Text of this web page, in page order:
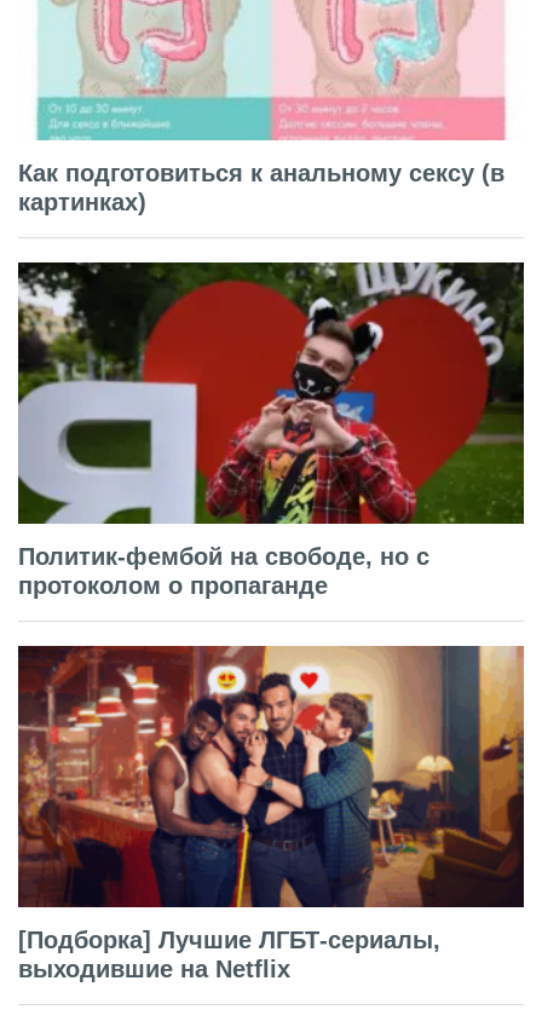
Как подготовиться к анальному сексу (в
картинках)
Политик-фембой на свободе, но с
протоколом о пропаганде
[Подборка] Лучшие ЛГБТ-сериалы,
выходившие на Netflix